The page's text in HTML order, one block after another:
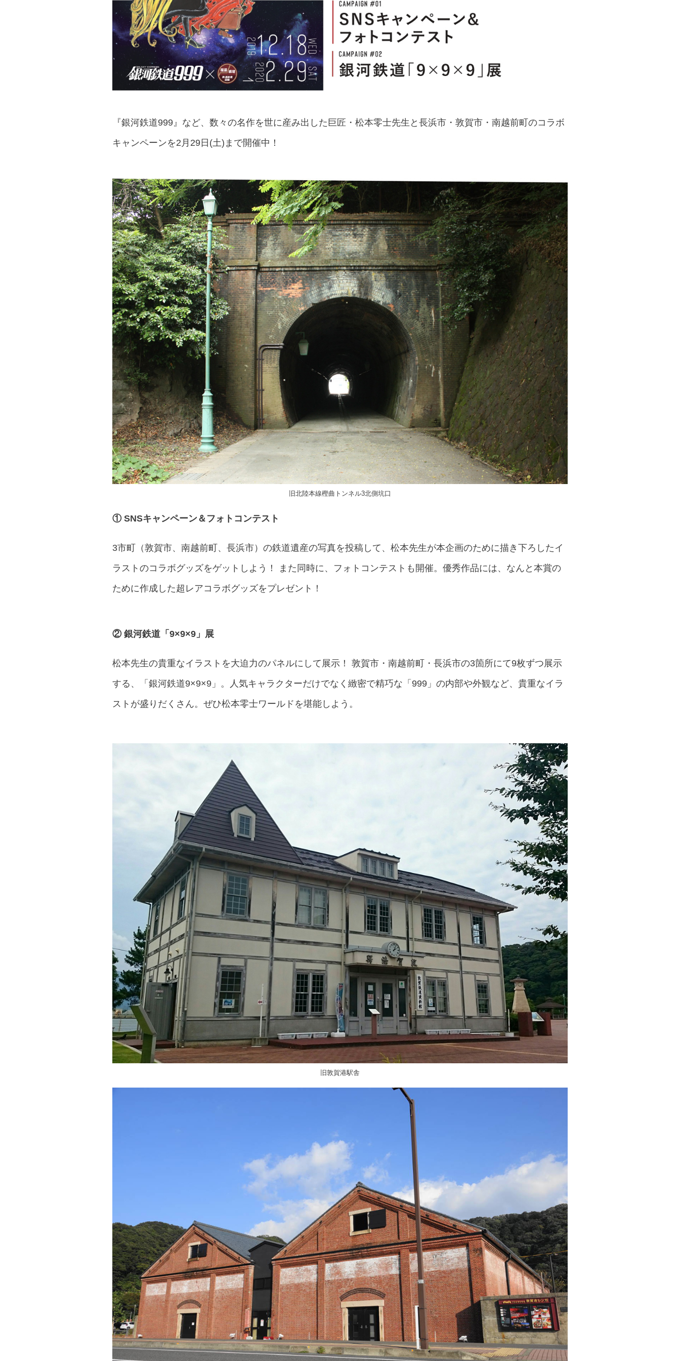
『銀河鉄道999』など、数々の名作を世に産み出した巨匠・松本零士先生と長浜市・敦賀市・南越前町のコラボ
キャンペーンを2月29日(土)まで開催中！
旧北陸本線樫曲トンネル3北側坑口
① SNSキャンペーン＆フォトコンテスト
3市町（敦賀市、南越前町、長浜市）の鉄道遺産の写真を投稿して、松本先生が本企画のために描き下ろしたイ
ラストのコラボグッズをゲットしよう！ また同時に、フォトコンテストも開催。優秀作品には、なんと本賞の
ために作成した超レアコラボグッズをプレゼント！
② 銀河鉄道「9×9×9」展
松本先生の貴重なイラストを大迫力のパネルにして展示！ 敦賀市・南越前町・長浜市の3箇所にて9枚ずつ展示
する、「銀河鉄道9×9×9」。人気キャラクターだけでなく緻密で精巧な「999」の内部や外観など、貴重なイラ
ストが盛りだくさん。ぜひ松本零士ワールドを堪能しよう。
旧敦賀港駅舎